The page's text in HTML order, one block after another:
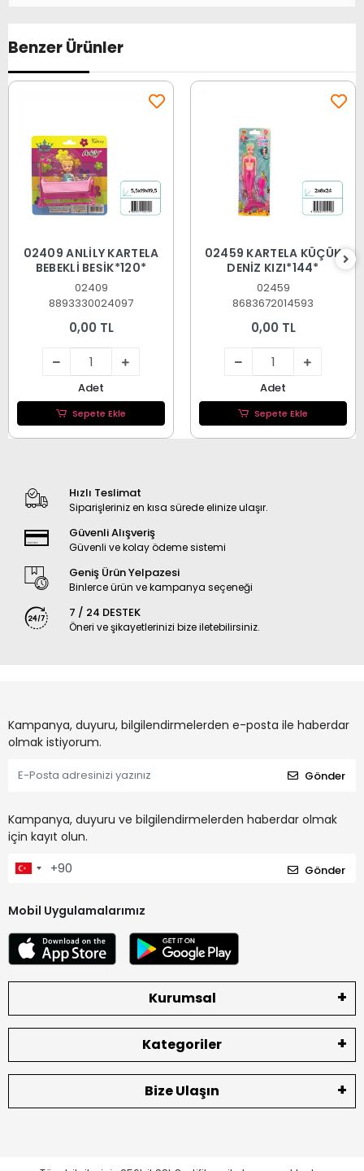
Benzer Ürünler
02409 ANLİLY KARTELA
BEBEKLİ BEŞİK*120*
02409
8893330024097
0,00 TL
Adet
Sepete Ekle
02459 KARTELA KÜÇÜK
DENİZ KIZI*144*
02459
8683672014593
0,00 TL
Adet
Sepete Ekle
Hızlı Teslimat
Siparişleriniz en kısa sürede elinize ulaşır.
Güvenli Alışveriş
Güvenli ve kolay ödeme sistemi
Geniş Ürün Yelpazesi
Binlerce ürün ve kampanya seçeneği
7 / 24 DESTEK
Öneri ve şikayetlerinizi bize iletebilirsiniz.
Kampanya, duyuru, bilgilendirmelerden e-posta ile haberdar
olmak istiyorum.
Gönder
Kampanya, duyuru ve bilgilendirmelerden haberdar olmak
için kayıt olun.
Gönder
Mobil Uygulamalarımız
Kurumsal
Kategoriler
Bize Ulaşın